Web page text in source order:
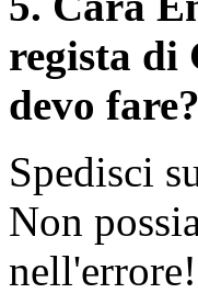
regista di
devo
Spedisci
Non